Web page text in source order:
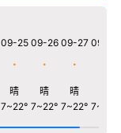
09-25
晴
7~22°
09-26
晴
7~22°
09-27
晴
7~22°
09-28
7~22°